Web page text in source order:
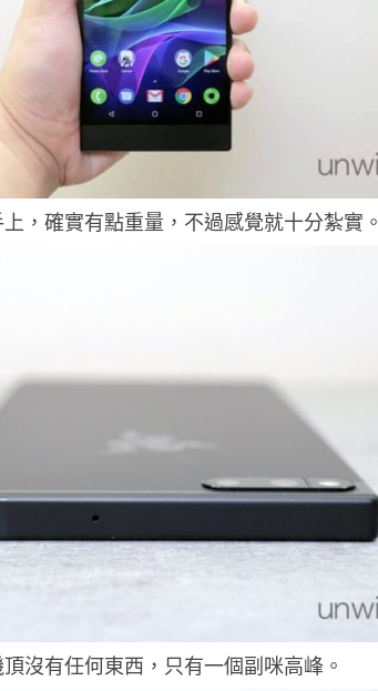
，確實有點重量，不過感覺就十分紮實。
沒有任何東西，只有一個副咪高峰。